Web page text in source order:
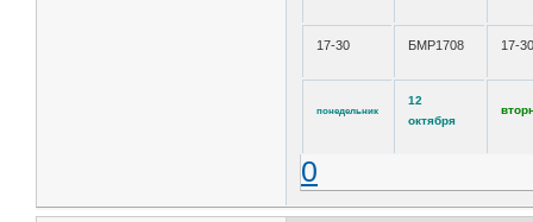
17-30 БМР1708 17-
понедельник
12
октября
0